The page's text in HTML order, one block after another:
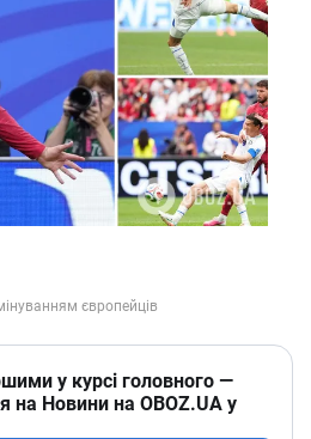
у курсі головного —
на Новини на OBOZ.UA у